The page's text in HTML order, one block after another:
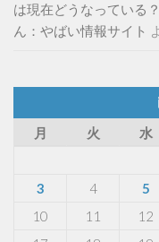
は現在どうなっている
ん：やばい情報サイト
月
火 水
3
4 5
10
11 12